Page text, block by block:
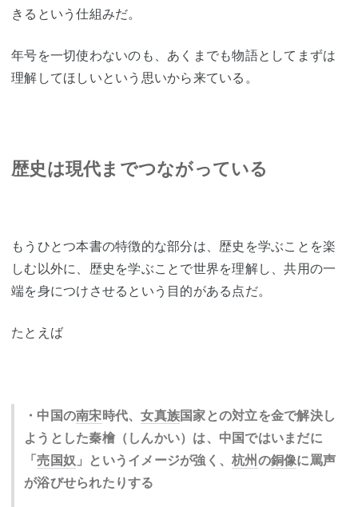
きるという仕組みだ。
年号を一切使わないのも、あくまでも物語としてまずは
理解してほしいという思いから来ている。
歴史は現代までつながっている
もうひとつ本書の特徴的な部分は、歴史を学ぶことを楽
しむ以外に、歴史を学ぶことで世界を理解し、共用の一
端を身につけさせるという目的がある点だ。
たとえば
・中国の南宋時代、女真族国家との対立を金で解決し
ようとした秦檜（しんかい）は、中国ではいまだに
「売国奴 」というイメージが強く、 杭州 の銅像に罵声
が浴びせられたりする